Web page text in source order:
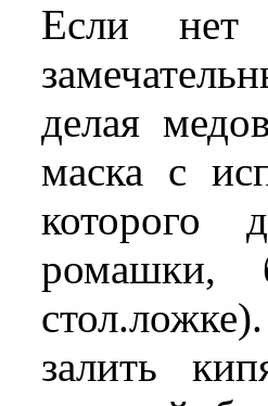
Если нет
делая
маска с
которого
ромашки,
залить